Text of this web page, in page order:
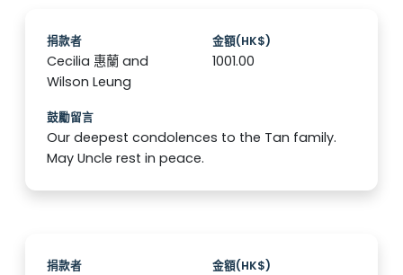
捐款者
Cecilia 惠蘭 and
Wilson Leung
金額(HK$)
1001.00
鼓勵留言
Our deepest condolences to the Tan family.
May Uncle rest in peace.
捐款者 金額(HK$)